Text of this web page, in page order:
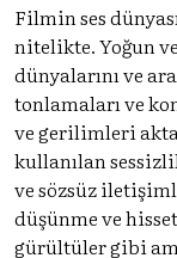
Filmin ses
nitelikte. Yoğun
dünyalarını ve
tonlamaları ve
ve gerilimleri
kullanılan
ve sözsüz
düşünme ve
gürültüler gibi